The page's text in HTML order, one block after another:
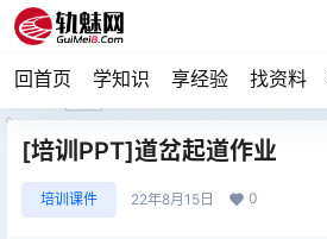
回首页 学知识 享经验 找资料
[培训PPT]道岔起道作业
培训课件 22年8月15日 0